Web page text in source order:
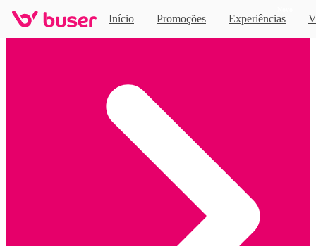
Início Promoções Experiências